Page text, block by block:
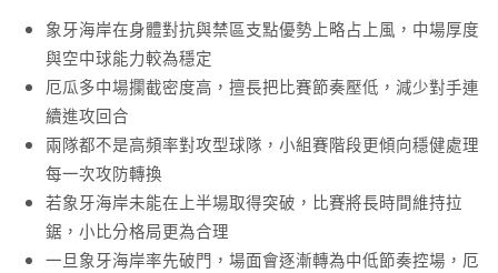
象牙海岸在身體對抗與禁區支點優勢上略占上風，中場厚度
與空中球能力較為穩定
厄瓜多中場攔截密度高，擅長把比賽節奏壓低，減少對手連
續進攻回合
兩隊都不是高頻率對攻型球隊，小組賽階段更傾向穩健處理
每一次攻防轉換
若象牙海岸未能在上半場取得突破，比賽將長時間維持拉
鋸，小比分格局更為合理
一旦象牙海岸率先破門，場面會逐漸轉為中低節奏控場，厄